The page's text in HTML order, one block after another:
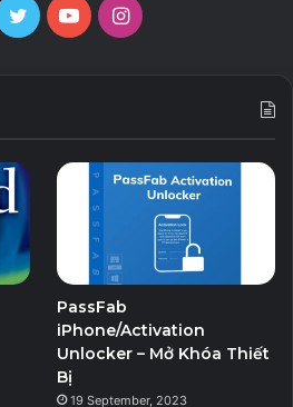
TwitterYouTubeInstagram
PassFab
iPhone/Activation
Unlocker – Mở Khóa Thiết
Bị
19 September, 2023